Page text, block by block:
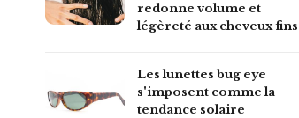
redonne volume et
légèreté aux cheveux fins
Les lunettes bug eye
s'imposent comme la
tendance solaire